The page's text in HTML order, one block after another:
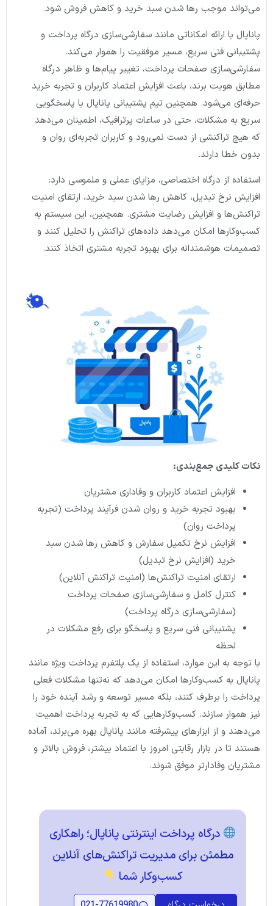
می‌تواند موجب رها شدن سبد خرید و کاهش فروش شود.
پاناپال با ارائه امکاناتی مانند سفارشی‌سازی درگاه پرداخت و
پشتیبانی فنی سریع، مسیر موفقیت را هموار می‌کند.
سفارشی‌سازی صفحات پرداخت، تغییر پیام‌ها و ظاهر درگاه
مطابق هویت برند، باعث افزایش اعتماد کاربران و تجربه خرید
حرفه‌ای می‌شود. همچنین تیم پشتیبانی پاناپال با پاسخگویی
سریع به مشکلات، حتی در ساعات پرترافیک، اطمینان می‌دهد
که هیچ تراکنشی از دست نمی‌رود و کاربران تجربه‌ای روان و
بدون خطا دارند.
استفاده از درگاه اختصاصی، مزایای عملی و ملموسی دارد:
افزایش نرخ تبدیل، کاهش رها شدن سبد خرید، ارتقای امنیت
تراکنش‌ها و افزایش رضایت مشتری. همچنین، این سیستم به
کسب‌وکارها امکان می‌دهد داده‌های تراکنش را تحلیل کنند و
تصمیمات هوشمندانه برای بهبود تجربه مشتری اتخاذ کنند.
نکات کلیدی جمع‌بندی:
افزایش اعتماد کاربران و وفاداری مشتریان
بهبود تجربه خرید و روان شدن فرآیند پرداخت (تجربه
پرداخت روان)
افزایش نرخ تکمیل سفارش و کاهش رها شدن سبد
خرید (افزایش نرخ تبدیل)
ارتقای امنیت تراکنش‌ها (امنیت تراکنش آنلاین)
کنترل کامل و سفارشی‌سازی صفحات پرداخت
(سفارشی‌سازی درگاه پرداخت)
پشتیبانی فنی سریع و پاسخگو برای رفع مشکلات در
لحظه
با توجه به این موارد، استفاده از یک پلتفرم پرداخت ویژه مانند
پاناپال به کسب‌وکارها امکان می‌دهد که نه‌تنها مشکلات فعلی
پرداخت را برطرف کنند، بلکه مسیر توسعه و رشد آینده خود را
نیز هموار سازند. کسب‌وکارهایی که به تجربه پرداخت اهمیت
می‌دهند و از ابزارهای پیشرفته مانند پاناپال بهره می‌برند، آماده
هستند تا در بازار رقابتی امروز با اعتماد بیشتر، فروش بالاتر و
مشتریان وفادارتر موفق شوند.
درگاه پرداخت اینترنتی پاناپال؛ راهکاری
مطمئن برای مدیریت تراکنش‌های آنلاین
کسب‌وکار شما